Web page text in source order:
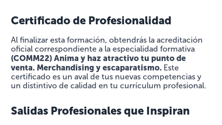
Certificado de Profesionalidad
Al finalizar esta formación, obtendrás la acreditación
oficial correspondiente a la especialidad formativa
(COMM22) Anima y haz atractivo tu punto de
venta. Merchandising y escaparatismo. Este
certificado es un aval de tus nuevas competencias y
un distintivo de calidad en tu currículum profesional.
Salidas Profesionales que Inspiran